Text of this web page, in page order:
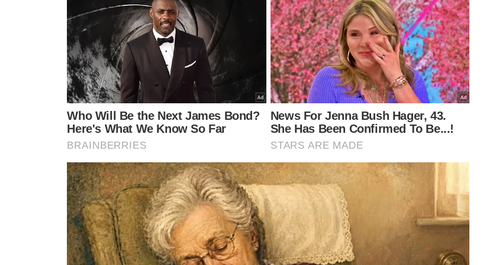
até ano que vem galera, o bbb acabou hojepic.twitter.com/s1oCmSO054
— lazaro★ (@lazarouai)March 26, 2025
Como a Aline Patriarca perde para o Maike? Ela tinha até tema musical instrumental.